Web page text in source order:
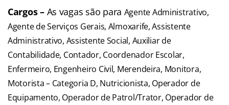
Cargos – As vagas são para Agente Administrativo,
Agente de Serviços Gerais, Almoxarife, Assistente
Administrativo, Assistente Social, Auxiliar de
Contabilidade, Contador, Coordenador Escolar,
Enfermeiro, Engenheiro Civil, Merendeira, Monitora,
Motorista – Categoria D, Nutricionista, Operador de
Equipamento, Operador de Patrol/Trator, Operador de